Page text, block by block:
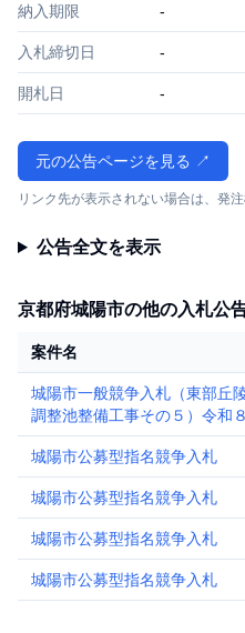
納入期限 -
入札締切日 -
開札日 -
元の公告ページを見る ↗
リンク先が表示されない場合は、発
公告全文を表示
京都府城陽市の他の入札公
案件名
城陽市一般競争入札（東部丘
調整池整備工事その５）令和
城陽市公募型指名競争入札
城陽市公募型指名競争入札
城陽市公募型指名競争入札
城陽市公募型指名競争入札